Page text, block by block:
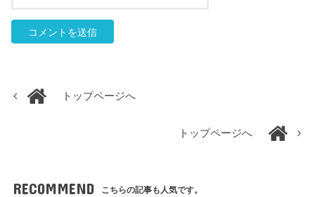
トップページへ
トップページへ
RECOMMEND こちらの記事も人気です。